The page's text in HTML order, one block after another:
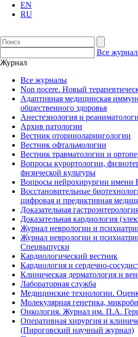
EN
RU
Все
Журнал
Все журналы
Non nocere. Новый
Адаптивная медицинская
общественного здоровья
Анестезиология и
Архив патологии
Вестник оториноларингологии
Вестник офтальмологии
Вестник травматологии и
Вопросы курортологии,
физической культуры
Вопросы нейрохирургии имени
Восстановительные
цифровая и предиктивная
Доказательная
Доказательная кардиология
Журнал неврологии и
Журнал неврологии и
Спецвыпуски
Кардиологический вестник
Кардиология и сердечно-
Клиническая дерматология и
Лабораторная служба
Медицинские технологии.
Молекулярная генетика,
Онкология. Журнал им. П.А.
Оперативная хирургия и
(Пироговский научный журнал)